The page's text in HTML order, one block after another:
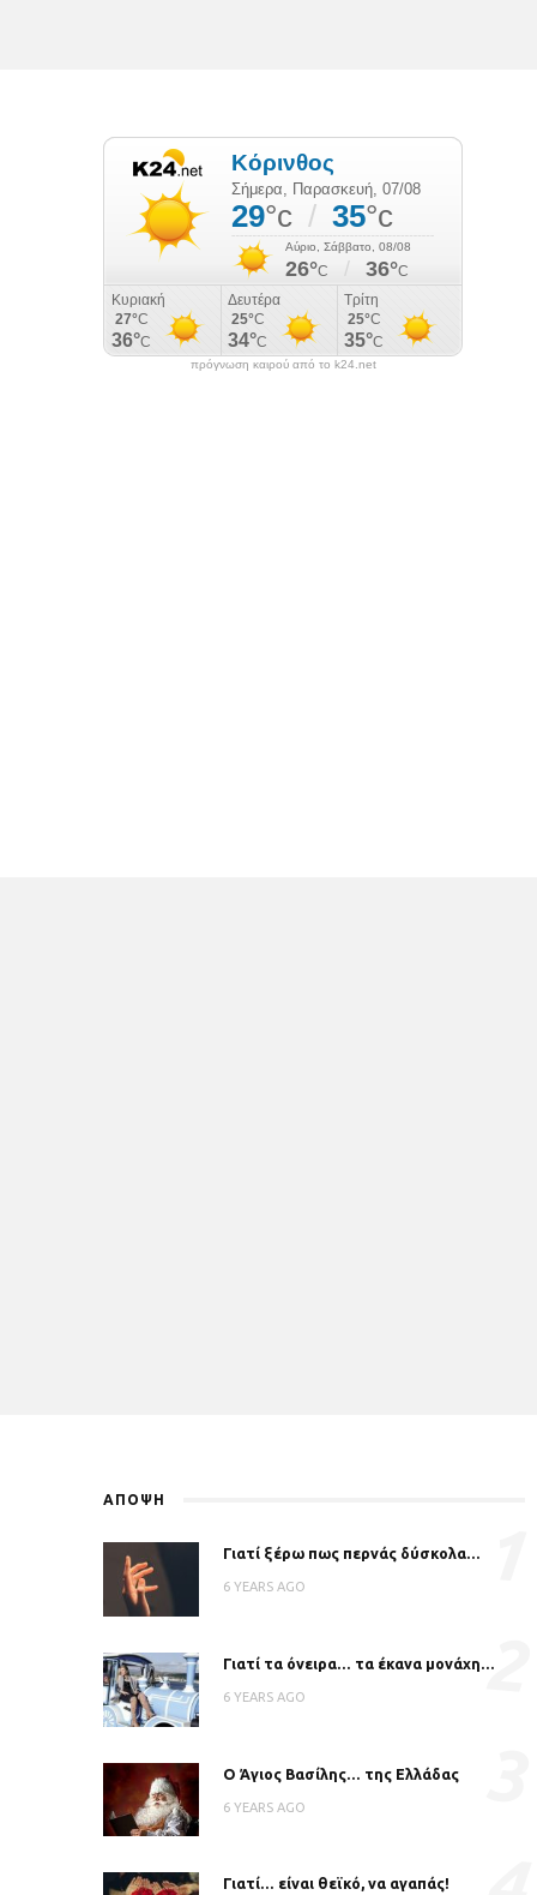
πρόγνωση καιρού από το k24.net
ΑΠΟΨΗ
Γιατί ξέρω πως περνάς δύσκολα…
6 YEARS AGO
Γιατί τα όνειρα… τα έκανα μονάχη…
6 YEARS AGO 2
Ο Άγιος Βασίλης… της Ελλάδας
6 YEARS AGO
Γιατί… είναι θεϊκό, να αγαπάς!